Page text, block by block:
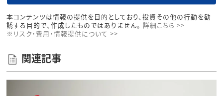
本コンテンツは情報の提供を目的としており、投資その他の行動を勧
誘する目的で、作成したものではありません。 詳細こちら >>
※リスク・費用・情報提供について >>
関連記事